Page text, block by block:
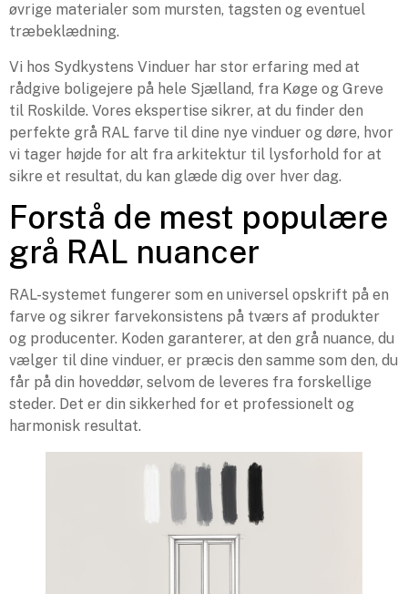
øvrige materialer som mursten, tagsten og eventuel
træbeklædning.
Vi hos Sydkystens Vinduer har stor erfaring med at
rådgive boligejere på hele Sjælland, fra Køge og Greve
til Roskilde. Vores ekspertise sikrer, at du finder den
perfekte grå RAL farve til dine nye vinduer og døre, hvor
vi tager højde for alt fra arkitektur til lysforhold for at
sikre et resultat, du kan glæde dig over hver dag.
Forstå de mest populære
grå RAL nuancer
RAL-systemet fungerer som en universel opskrift på en
farve og sikrer farvekonsistens på tværs af produkter
og producenter. Koden garanterer, at den grå nuance, du
vælger til dine vinduer, er præcis den samme som den, du
får på din hoveddør, selvom de leveres fra forskellige
steder. Det er din sikkerhed for et professionelt og
harmonisk resultat.